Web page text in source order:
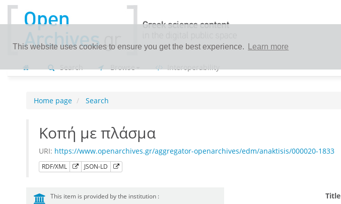
This website uses cookies to ensure you get the best experience. Learn more
Search Browse Interoperability
Home page Search
Κοπή με πλάσμα
URI: https://www.openarchives.gr/aggregator-openarchives/edm/anaktisis/000020-1833
RDF/XML JSON-LD
This item is provided by the institution : Title